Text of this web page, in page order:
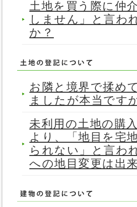
土地を買う際に仲
しません」と言わ
か？
お隣と境界で揉め
ましたが本当です
未利用の土地の購
より、「地目を宅
られない」と言わ
への地目変更は出